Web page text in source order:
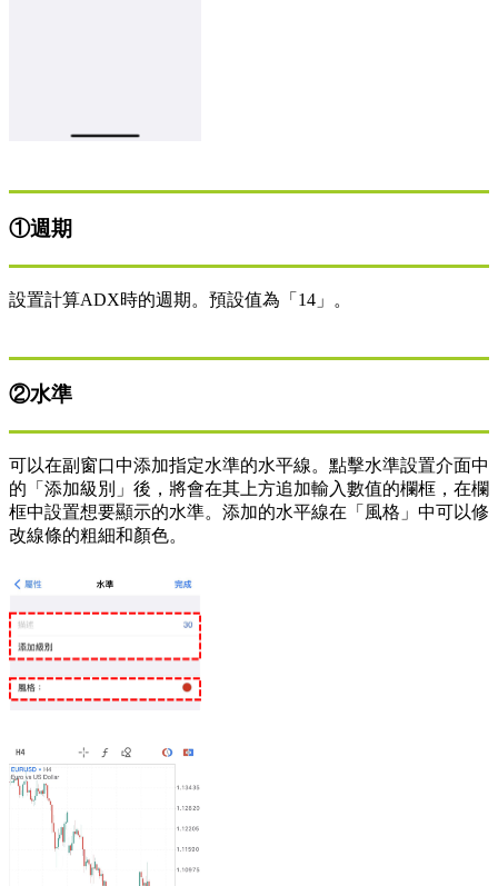
①週期
設置計算ADX時的週期。預設值為「14」。
②水準
可以在副窗口中添加指定水準的水平線。點擊水準設置介面中
的「添加級別」後，將會在其上方追加輸入數值的欄框，在欄
框中設置想要顯示的水準。添加的水平線在「風格」中可以修
改線條的粗細和顏色。